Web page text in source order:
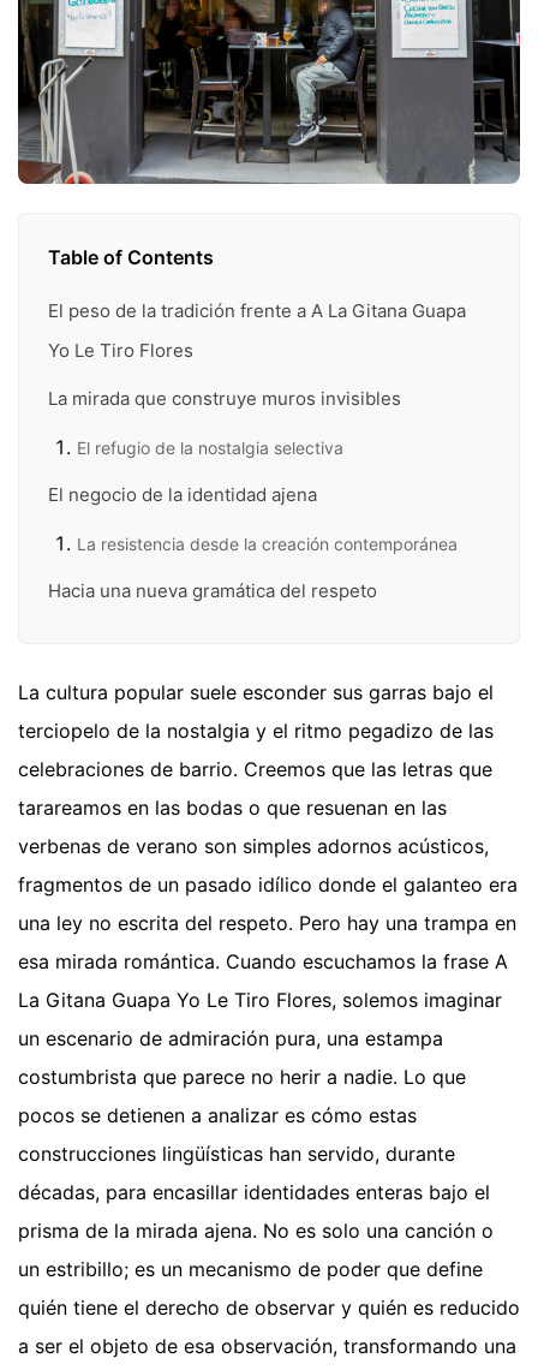
Table of Contents
El peso de la tradición frente a A La Gitana Guapa
Yo Le Tiro Flores
La mirada que construye muros invisibles
El refugio de la nostalgia selectiva
El negocio de la identidad ajena
La resistencia desde la creación contemporánea
Hacia una nueva gramática del respeto
La cultura popular suele esconder sus garras bajo el
terciopelo de la nostalgia y el ritmo pegadizo de las
celebraciones de barrio. Creemos que las letras que
tarareamos en las bodas o que resuenan en las
verbenas de verano son simples adornos acústicos,
fragmentos de un pasado idílico donde el galanteo era
una ley no escrita del respeto. Pero hay una trampa en
esa mirada romántica. Cuando escuchamos la frase A
La Gitana Guapa Yo Le Tiro Flores, solemos imaginar
un escenario de admiración pura, una estampa
costumbrista que parece no herir a nadie. Lo que
pocos se detienen a analizar es cómo estas
construcciones lingüísticas han servido, durante
décadas, para encasillar identidades enteras bajo el
prisma de la mirada ajena. No es solo una canción o
un estribillo; es un mecanismo de poder que define
quién tiene el derecho de observar y quién es reducido
a ser el objeto de esa observación, transformando una